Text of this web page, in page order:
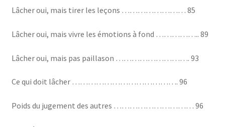
Lâcher oui, mais tirer les leçons …………………… 85
Lâcher oui, mais vivre les émotions à fond …………….. 89
Lâcher oui, mais pas paillason ………………………. 93
Ce qui doit lâcher …………………………………. 96
Poids du jugement des autres ………………………… 96